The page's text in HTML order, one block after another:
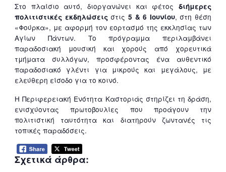
Στο πλαίσιο αυτό, διοργανώνει και φέτοςδιήμερες
πολιτιστικές εκδηλώσειςστις 5 & 6 Ιουνίου, στη θέση
«Φούρκα», με αφορμή τον εορτασμό της εκκλησίας των
Αγίων Πάντων. Το πρόγραμμα περιλαμβάνει
παραδοσιακή μουσική και χορούς από χορευτικά
τμήματα συλλόγων, προσφέροντας ένα αυθεντικό
παραδοσιακό γλέντι για μικρούς και μεγάλους, με
ελεύθερη είσοδο για το κοινό.
Η Περιφερειακή Ενότητα Καστοριάς στηρίζει τη δράση,
ενισχύοντας πρωτοβουλίες που προάγουν την
πολιτιστική ταυτότητα και διατηρούν ζωντανές τις
τοπικές παραδόσεις.
Σχετικά άρθρα: